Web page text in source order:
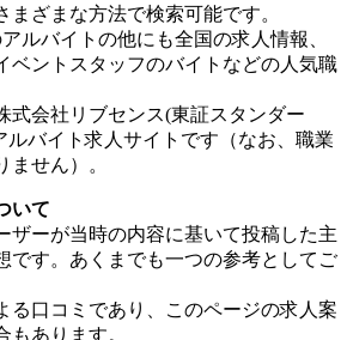
まざまな方法で検索可能です。
ルバイトの他にも全国の求人情報、
ベントスタッフのバイトなどの人気職
式会社リブセンス(東証スタンダー
ルバイト求人サイトです（なお、職業
ません）。
いて
ザーが当時の内容に基いて投稿した主
です。あくまでも一つの参考としてご
る口コミであり、このページの求人案
あります。